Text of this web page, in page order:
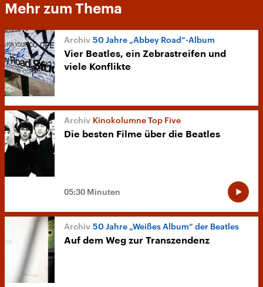
Mehr zum Thema
50 Jahre „Abbey Road“-Album
Vier Beatles, ein Zebrastreifen und
viele Konflikte
Kinokolumne Top Five
Die besten Filme über die Beatles
05:30 Minuten
50 Jahre „Weißes Album“ der Beatles
Auf dem Weg zur Transzendenz